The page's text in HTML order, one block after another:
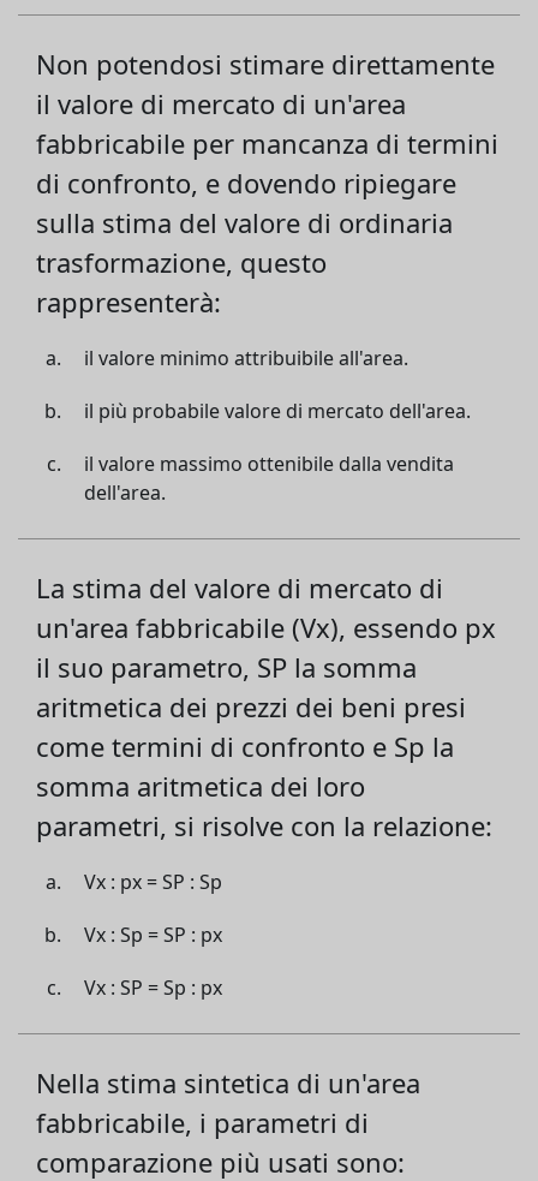
Non potendosi stimare direttamente
il valore di mercato di un'area
fabbricabile per mancanza di termini
di confronto, e dovendo ripiegare
sulla stima del valore di ordinaria
trasformazione, questo
rappresenterà:
il valore minimo attribuibile all'area.
il più probabile valore di mercato dell'area.
il valore massimo ottenibile dalla vendita
dell'area.
La stima del valore di mercato di
un'area fabbricabile (Vx), essendo px
il suo parametro, SP la somma
aritmetica dei prezzi dei beni presi
come termini di confronto e Sp la
somma aritmetica dei loro
parametri, si risolve con la relazione:
Vx : px = SP : Sp
Vx : Sp = SP : px
Vx : SP = Sp : px
Nella stima sintetica di un'area
fabbricabile, i parametri di
comparazione più usati sono: